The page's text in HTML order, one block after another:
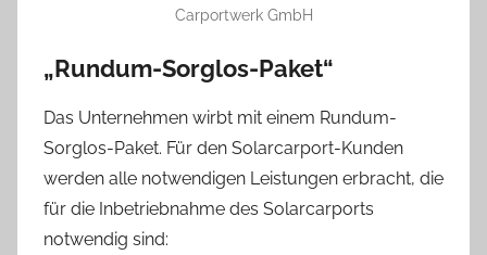
Carportwerk GmbH
„Rundum-Sorglos-Paket“
Das Unternehmen wirbt mit einem Rundum-
Sorglos-Paket. Für den Solarcarport-Kunden
werden alle notwendigen Leistungen erbracht, die
für die Inbetriebnahme des Solarcarports
notwendig sind: